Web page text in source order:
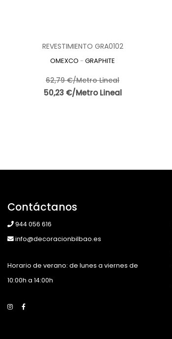
REVESTIMIENTO GRA0102
OMEXCO - GRAPHITE
62,79 €/Metro Lineal
50,23 €/Metro Lineal
Contáctanos
944 056 616
info@decoracionbilbao.es
Horario de verano: de lunes a viernes de
10:00h a 14:00h